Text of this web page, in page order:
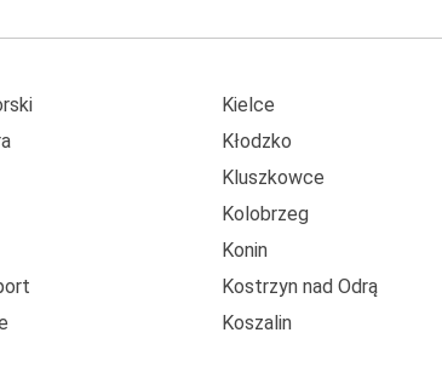
Kielce
Kłodzko
Kluszkowce
Kolobrzeg
Konin
Kostrzyn nad Odrą
Koszalin